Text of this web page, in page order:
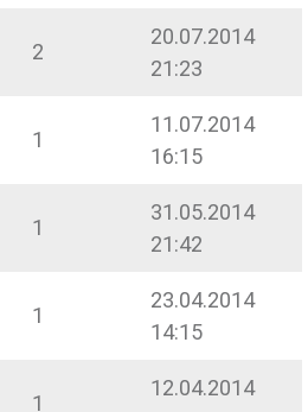
2
20.07.2014
21:23
1
11.07.2014
16:15
1
31.05.2014
21:42
1
23.04.2014
14:15
1
12.04.2014